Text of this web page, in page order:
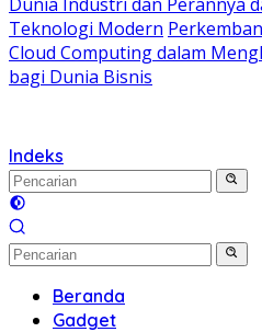
Teknologi Modern
Cloud Computing dalam
bagi Dunia Bisnis
Indeks
Beranda
Gadget